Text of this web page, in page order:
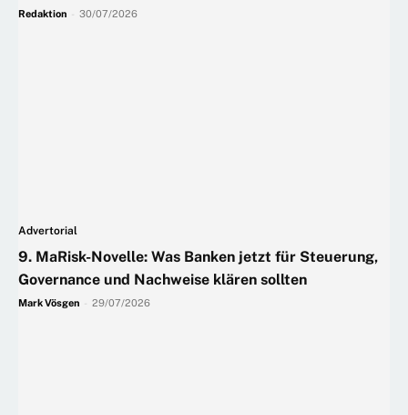
Redaktion 30/07/2026
Advertorial
9. MaRisk-Novelle: Was Banken jetzt für Steuerung,
Governance und Nachweise klären sollten
Mark Vösgen 29/07/2026